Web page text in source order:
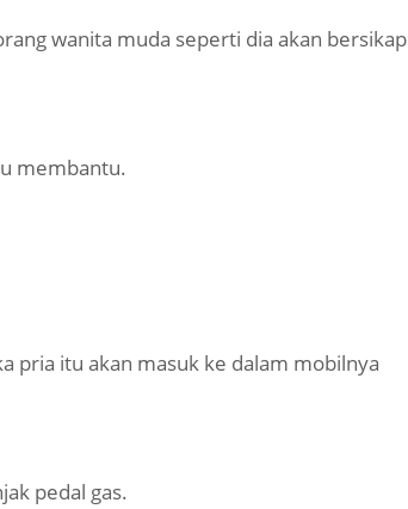
wanita muda seperti dia akan bersikap
membantu.
pria itu akan masuk ke dalam mobilnya
pedal gas.